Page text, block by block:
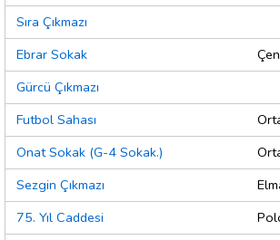
Sıra Çıkmazı
Ebrar Sokak
Gürcü Çıkmazı
Futbol Sahası
Onat Sokak (G-4 Sokak.)
Sezgin Çıkmazı
75. Yıl Caddesi